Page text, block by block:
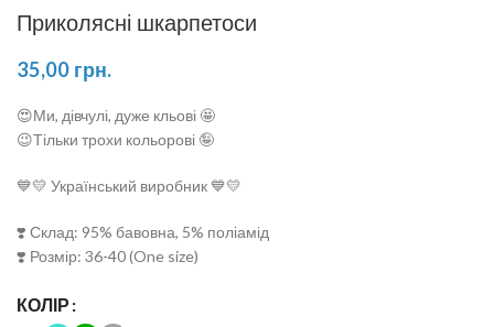
Приколясні шкарпетоси
35,00 грн.
😍Ми, дівчулі, дуже кльові 🤩
😉Тільки трохи кольорові 🤪
💙💛 Український виробник 💙💛
❣️ Склад: 95% бавовна, 5% поліамід
❣️ Розмір: 36-40 (One size)
КОЛІР